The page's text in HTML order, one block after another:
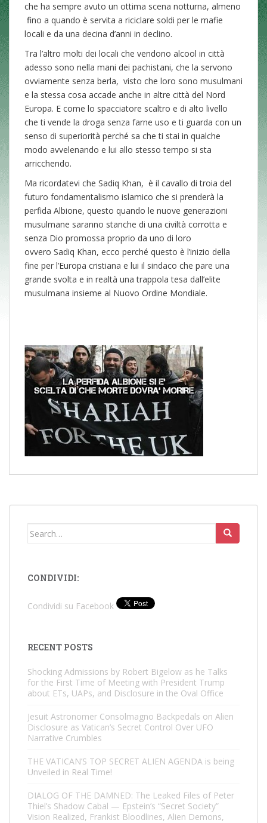
che ha sempre avuto un ottima scena notturna, almeno
fino a quando è servita a riciclare soldi per le mafie
locali e da una decina d’anni in declino.
Tra l’altro molti dei locali che vendono alcool in città
adesso sono nella mani dei pachistani, che la servono
ovviamente senza berla, visto che loro sono musulmani
e la stessa cosa accade anche in altre città del Nord
Europa. E come lo spacciatore scaltro e di alto livello
che ti vende la droga senza farne uso e ti guarda con un
senso di superiorità perché sa che ti stai in qualche
modo avvelenando e lui allo stesso tempo si sta
arricchendo.
Ma ricordatevi che Sadiq Khan, è il cavallo di troia del
futuro fondamentalismo islamico che si prenderà la
perfida Albione, questo quando le nuove generazioni
musulmane saranno stanche di una civiltà corrotta e
senza Dio promossa proprio da uno di loro
ovvero Sadiq Khan, ecco perché questo è l’inizio della
fine per l’Europa cristiana e lui il sindaco che pare una
grande svolta e in realtà una trappola tesa dall’elite
musulmana insieme al Nuovo Ordine Mondiale.
Search
CONDIVIDI:
Condividi su Facebook
RECENT POSTS
Shocking Admissions by Robert Bigelow as he Talks
for the First Time of Meeting with President Trump
about ETs, UAPs, and Disclosure in the Oval Office
Jesuit Astronomer Consolmagno Backpedals on Alien
Disclosure as Vatican’s Secret Control Over UFO
Narrative Crumbles
THE VATICAN’S TOP SECRET ALIEN AGENDA is being
Unveiled in Real Time!
DIALOG OF THE DAMNED: The Leaked Files of Peter
Thiel’s Shadow Cabal — Epstein’s “Secret Society”
Vision Realized, Frankist Bloodlines, Alien Demons,